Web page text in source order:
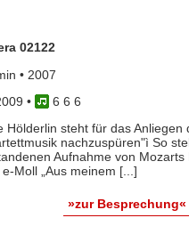
02122
• 2007
•
6 6 6
Hölderlin steht für das
nachzuspüren"ì So
Aufnahme von
Moll „Aus meinem [...]
»zur Besprechung«